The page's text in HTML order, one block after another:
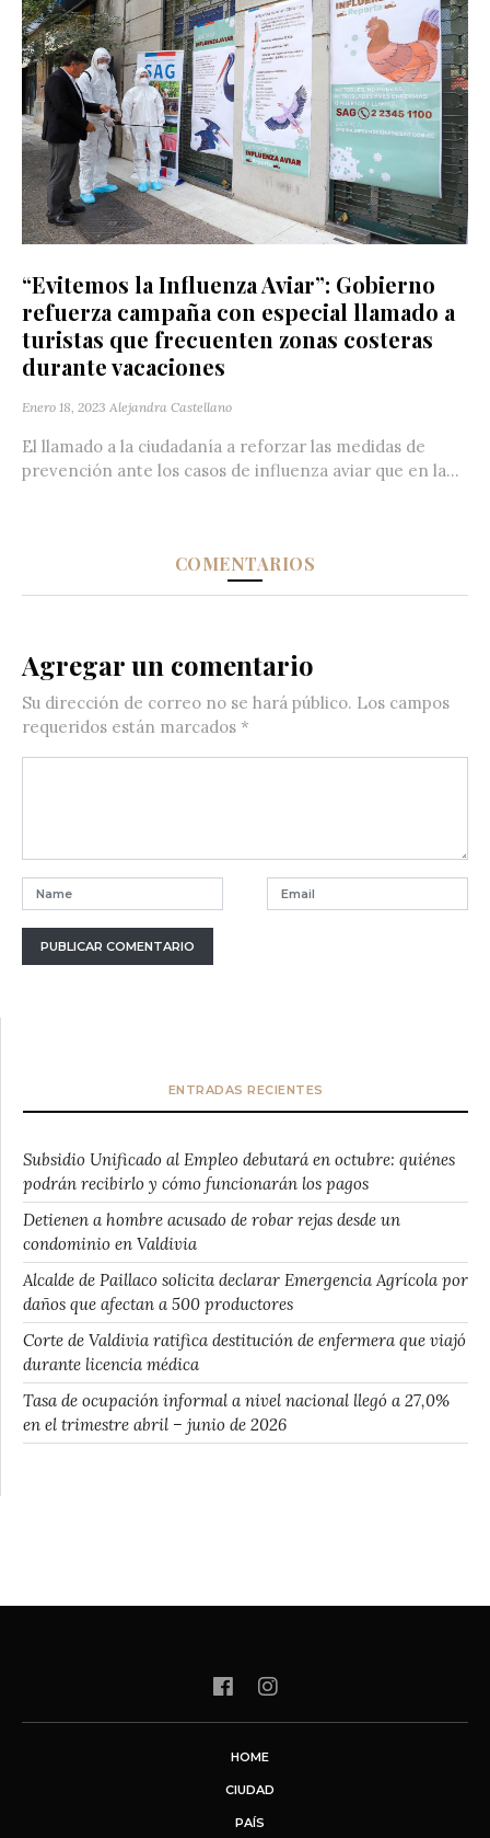
“Evitemos la Influenza Aviar”: Gobierno
refuerza campaña con especial llamado a
turistas que frecuenten zonas costeras
durante vacaciones
Enero 18, 2023 Alejandra Castellano
El llamado a la ciudadanía a reforzar las medidas de
prevención ante los casos de influenza aviar que en la...
COMENTARIOS
Agregar un comentario
Su dirección de correo no se hará público. Los campos
requeridos están marcados *
ENTRADAS RECIENTES
Subsidio Unificado al Empleo debutará en octubre: quiénes
podrán recibirlo y cómo funcionarán los pagos
Detienen a hombre acusado de robar rejas desde un
condominio en Valdivia
Alcalde de Paillaco solicita declarar Emergencia Agrícola por
daños que afectan a 500 productores
Corte de Valdivia ratifica destitución de enfermera que viajó
durante licencia médica
Tasa de ocupación informal a nivel nacional llegó a 27,0%
en el trimestre abril – junio de 2026
HOME
CIUDAD
PAÍS